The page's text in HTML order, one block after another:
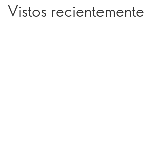
Vistos recientemente